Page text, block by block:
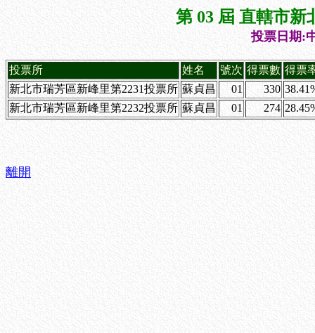
第 03 屆 直轄市新
投票日期:
投票所 姓名 號次 得票數 得票
新北市瑞芳區新峰里第2231投票所 蘇貞昌 01 330
新北市瑞芳區新峰里第2232投票所 蘇貞昌 01 274
離開